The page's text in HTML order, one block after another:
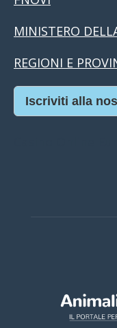
MINISTERO
REGIONI E
Iscriviti alla